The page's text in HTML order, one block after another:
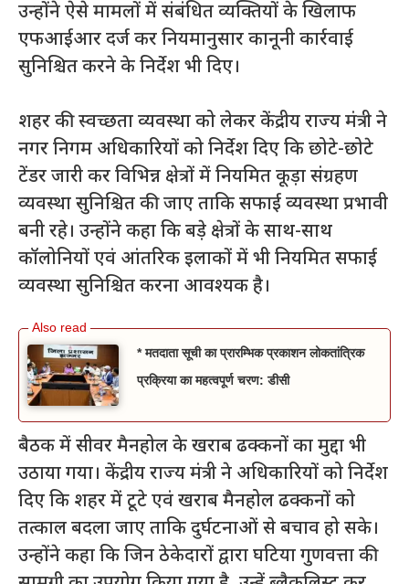
उन्होंने ऐसे मामलों में संबंधित व्यक्तियों के खिलाफ
एफआईआर दर्ज कर नियमानुसार कानूनी कार्रवाई
सुनिश्चित करने के निर्देश भी दिए।
शहर की स्वच्छता व्यवस्था को लेकर केंद्रीय राज्य मंत्री ने
नगर निगम अधिकारियों को निर्देश दिए कि छोटे-छोटे
टेंडर जारी कर विभिन्न क्षेत्रों में नियमित कूड़ा संग्रहण
व्यवस्था सुनिश्चित की जाए ताकि सफाई व्यवस्था प्रभावी
बनी रहे। उन्होंने कहा कि बड़े क्षेत्रों के साथ-साथ
कॉलोनियों एवं आंतरिक इलाकों में भी नियमित सफाई
व्यवस्था सुनिश्चित करना आवश्यक है।
* मतदाता सूची का प्रारम्भिक प्रकाशन लोकतांत्रिक
प्रक्रिया का महत्वपूर्ण चरण: डीसी
बैठक में सीवर मैनहोल के खराब ढक्कनों का मुद्दा भी
उठाया गया। केंद्रीय राज्य मंत्री ने अधिकारियों को निर्देश
दिए कि शहर में टूटे एवं खराब मैनहोल ढक्कनों को
तत्काल बदला जाए ताकि दुर्घटनाओं से बचाव हो सके।
उन्होंने कहा कि जिन ठेकेदारों द्वारा घटिया गुणवत्ता की